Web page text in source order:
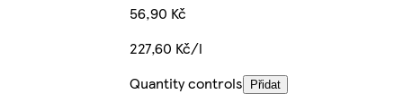
56,90 Kč
227,60 Kč/l
Quantity controls
Přidat